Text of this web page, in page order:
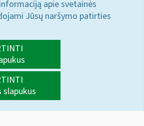
apie svetainės
Jūsų naršymo patirties
slapukus